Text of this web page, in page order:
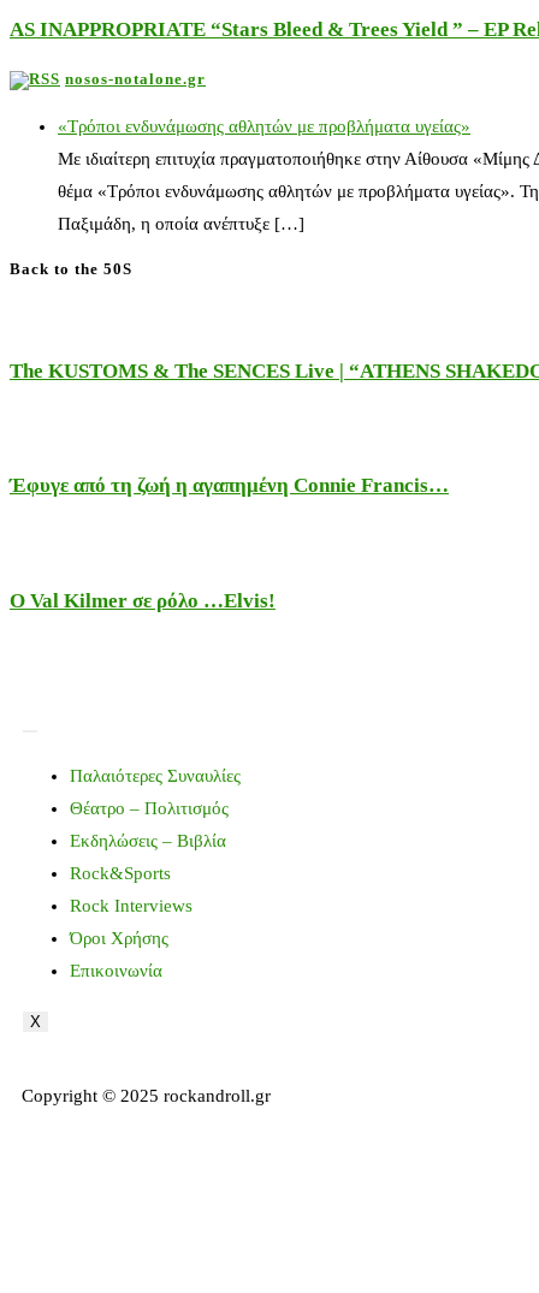
AS INAPPROPRIATE “Stars Bleed & Trees Yield ” – EP
nosos-notalone.gr
«Τρόποι ενδυνάμωσης αθλητών με προβλήματα υγείας»
Με ιδιαίτερη επιτυχία πραγματοποιήθηκε στην Αίθουσα
θέμα «Τρόποι ενδυνάμωσης αθλητών με προβλήματα υγείας».
Παξιμάδη, η οποία ανέπτυξε […]
Back to the 50S
The KUSTOMS & The SENCES Live | “ATHENS
Έφυγε από τη ζωή η αγαπημένη Connie Francis…
Ο Val Kilmer σε ρόλο …Elvis!
Παλαιότερες Συναυλίες
Θέατρο – Πολιτισμός
Εκδηλώσεις – Βιβλία
Rock&Sports
Rock Interviews
Όροι Χρήσης
Επικοινωνία
X
Copyright © 2025 rockandroll.gr